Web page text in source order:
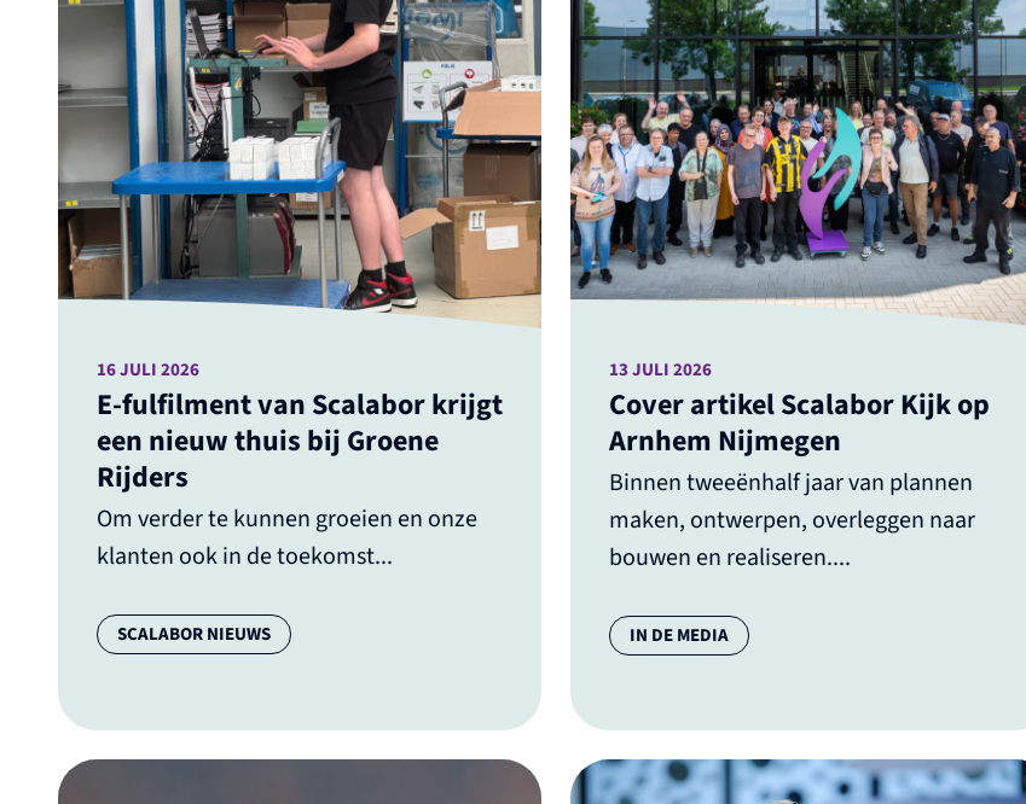
E-fulfilment van Scalabor krijgt
een nieuw thuis bij Groene
Rijders
Om verder te kunnen groeien en onze
klanten ook in de toekomst...
16 JULI 2026
Categorie:
SCALABOR NIEUWS
Cover artikel Scalabor Kijk op
Arnhem Nijmegen
Binnen tweeënhalf jaar van plannen
maken, ontwerpen, overleggen naar
bouwen en realiseren....
13 JULI 2026
Categorie:
IN DE MEDIA